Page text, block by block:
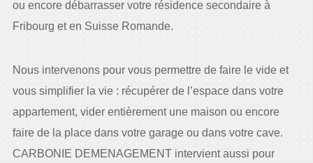
ou encore débarrasser votre résidence secondaire à
Fribourg et en Suisse Romande.
Nous intervenons pour vous permettre de faire le vide et
vous simplifier la vie : récupérer de l’espace dans votre
appartement, vider entièrement une maison ou encore
faire de la place dans votre garage ou dans votre cave.
CARBONIE DEMENAGEMENT intervient aussi pour